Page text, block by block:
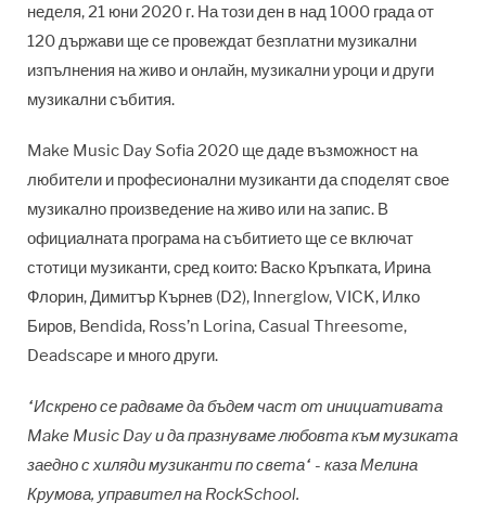
неделя, 21 юни 2020 г. На този ден в над 1000 града от
120 държави ще се провеждат безплатни музикални
изпълнения на живо и онлайн, музикални уроци и други
музикални събития.
Make Music Day Sofia 2020 ще даде възможност на
любители и професионални музиканти да споделят свое
музикално произведение на живо или на запис. В
официалната програма на събитието ще се включат
стотици музиканти, сред които: Васко Кръпката, Ирина
Флорин, Димитър Кърнев (D2), Innerglow, VICK, Илко
Биров, Bendida, Ross’n Lorina, Casual Threesome,
Deadscape и много други.
“Искрено се радваме да бъдем част от инициативата
Make Music Day и да празнуваме любовта към музиката
заедно с хиляди музиканти по света“ - каза Мелина
Крумова, управител на RockSchool.